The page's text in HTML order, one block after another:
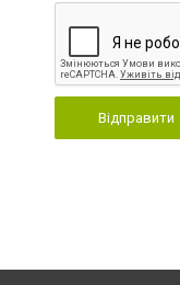
Відправити